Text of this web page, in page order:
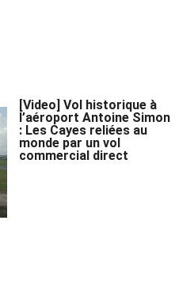
[Video] Vol historique à
l’aéroport Antoine Simon
: Les Cayes reliées au
monde par un vol
commercial direct